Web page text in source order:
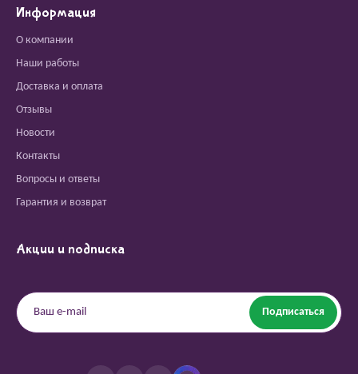
Информация
О компании
Наши работы
Доставка и оплата
Отзывы
Новости
Контакты
Вопросы и ответы
Гарантия и возврат
Акции и подписка
Подписаться